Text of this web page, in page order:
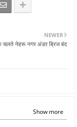
NEWER
चलते नेहरू नगर अंडर ब्रिज बंद
Show more